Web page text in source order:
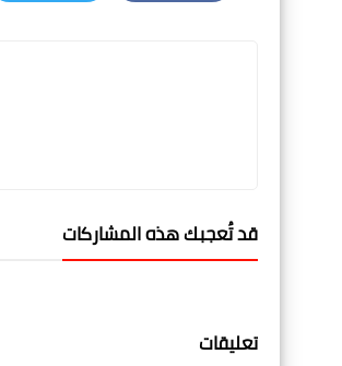
Facebook
Twitter
قد تُعجبك هذه المشاركات
تعليقات